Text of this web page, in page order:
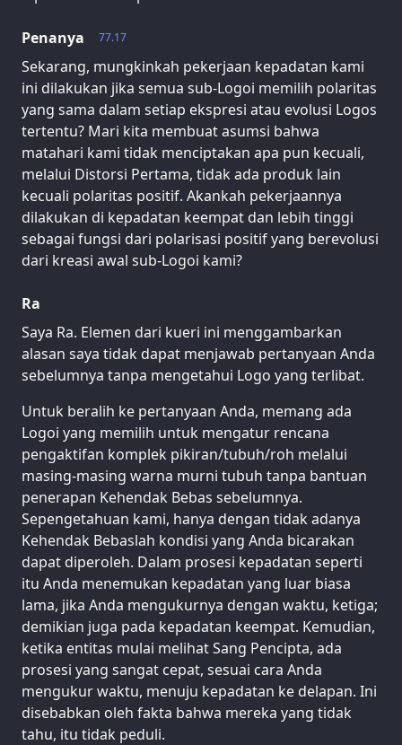
77.17
Penanya
Sekarang, mungkinkah pekerjaan kepadatan kami
ini dilakukan jika semua sub-Logoi memilih polaritas
yang sama dalam setiap ekspresi atau evolusi Logos
tertentu? Mari kita membuat asumsi bahwa
matahari kami tidak menciptakan apa pun kecuali,
melalui Distorsi Pertama, tidak ada produk lain
kecuali polaritas positif. Akankah pekerjaannya
dilakukan di kepadatan keempat dan lebih tinggi
sebagai fungsi dari polarisasi positif yang berevolusi
dari kreasi awal sub-Logoi kami?
Ra
Saya Ra. Elemen dari kueri ini menggambarkan
alasan saya tidak dapat menjawab pertanyaan Anda
sebelumnya tanpa mengetahui Logo yang terlibat.
Untuk beralih ke pertanyaan Anda, memang ada
Logoi yang memilih untuk mengatur rencana
pengaktifan komplek pikiran/tubuh/roh melalui
masing-masing warna murni tubuh tanpa bantuan
penerapan Kehendak Bebas sebelumnya.
Sepengetahuan kami, hanya dengan tidak adanya
Kehendak Bebaslah kondisi yang Anda bicarakan
dapat diperoleh. Dalam prosesi kepadatan seperti
itu Anda menemukan kepadatan yang luar biasa
lama, jika Anda mengukurnya dengan waktu, ketiga;
demikian juga pada kepadatan keempat. Kemudian,
ketika entitas mulai melihat Sang Pencipta, ada
prosesi yang sangat cepat, sesuai cara Anda
mengukur waktu, menuju kepadatan ke delapan. Ini
disebabkan oleh fakta bahwa mereka yang tidak
tahu, itu tidak peduli.